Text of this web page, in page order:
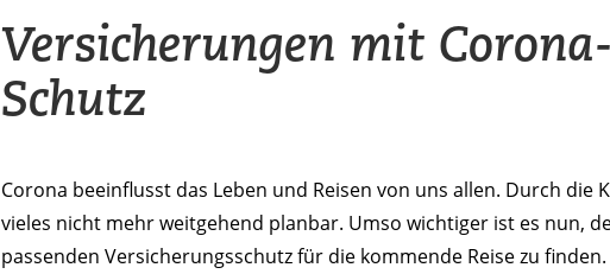
Versicherungen mit Corona-
Schutz
Corona beeinflusst das Leben und Reisen von uns allen. Durch die
vieles nicht mehr weitgehend planbar. Umso wichtiger ist es nun,
passenden Versicherungsschutz für die kommende Reise zu finden.